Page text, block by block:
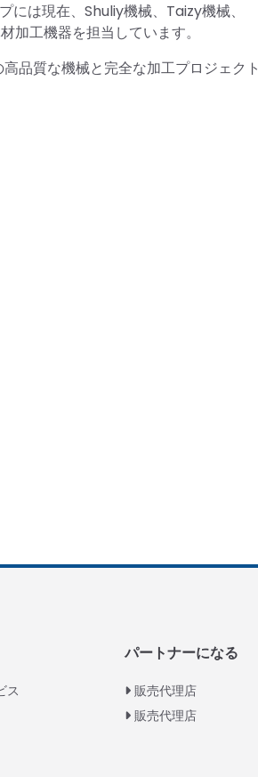
には現在、Shuliy機械、Taizy機械、
工機器を担当しています。
品質な機械と完全な加工プロジェクト
ス
パートナーになる
販売代理店
販売代理店